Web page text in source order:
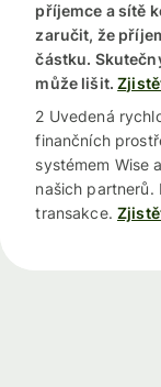
příjemce a sítě
zaručit, že
částku.
může lišit.
2 Uvedená
finančních
systémem Wise
našich partnerů.
transakce.